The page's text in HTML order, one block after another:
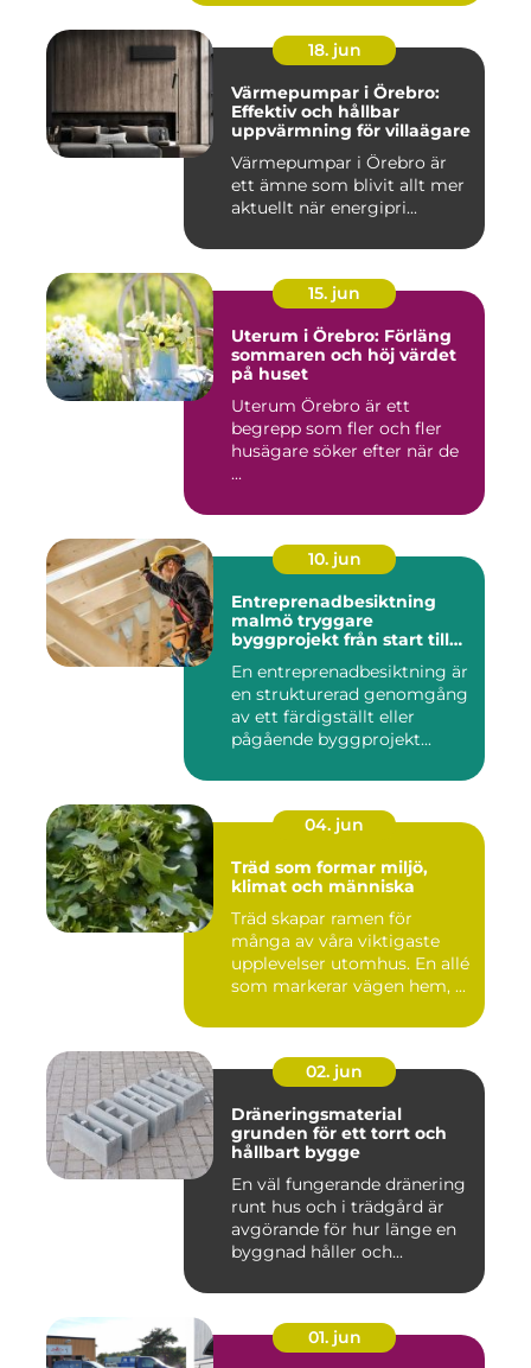
18. jun
Värmepumpar i Örebro:
Effektiv och hållbar
uppvärmning för villaägare
Värmepumpar i Örebro är
ett ämne som blivit allt mer
aktuellt när energipri...
15. jun
Uterum i Örebro: Förläng
sommaren och höj värdet
på huset
Uterum Örebro är ett
begrepp som fler och fler
husägare söker efter när de
...
10. jun
Entreprenadbesiktning
malmö tryggare
byggprojekt från start till
En entreprenadbesiktning är
en strukturerad genomgång
av ett färdigställt eller
pågående byggprojekt...
04. jun
Träd som formar miljö,
klimat och människa
Träd skapar ramen för
många av våra viktigaste
upplevelser utomhus. En allé
som markerar vägen hem, ...
02. jun
Dräneringsmaterial
grunden för ett torrt och
hållbart bygge
En väl fungerande dränering
runt hus och i trädgård är
avgörande för hur länge en
byggnad håller och...
01. jun